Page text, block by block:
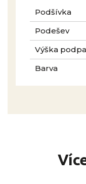
Podšívka
Podešev
Výška
Barva